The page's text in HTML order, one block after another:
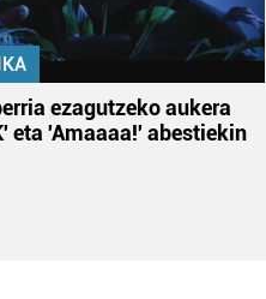
ezagutzeko aukera
eta 'Amaaaa!' abestiekin